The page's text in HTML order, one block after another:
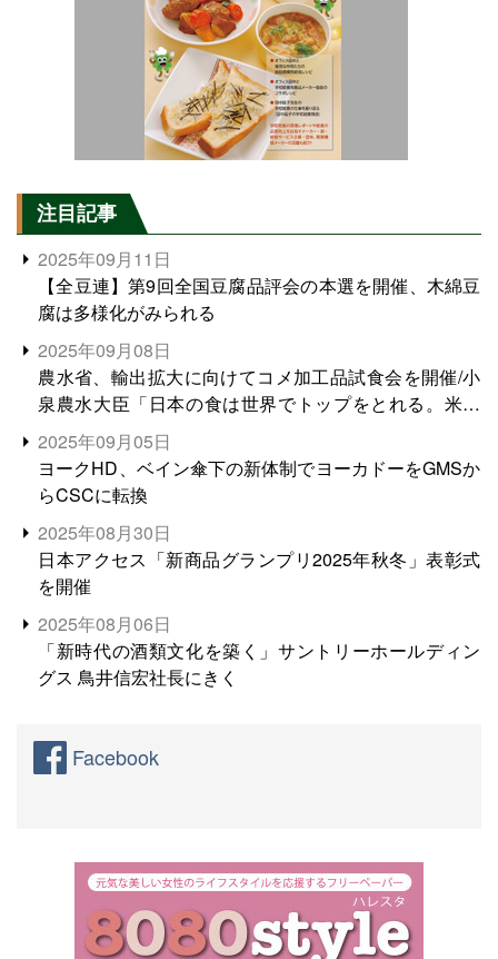
注目記事
2025年09月11日
【全豆連】第9回全国豆腐品評会の本選を開催、木綿豆
腐は多様化がみられる
2025年09月08日
農水省、輸出拡大に向けてコメ加工品試食会を開催/小
泉農水大臣「日本の食は世界でトップをとれる。米増
産に向けて、米輸出需要の拡大を」
2025年09月05日
ヨークHD、ベイン傘下の新体制でヨーカドーをGMSか
らCSCに転換
2025年08月30日
日本アクセス「新商品グランプリ2025年秋冬」表彰式
を開催
2025年08月06日
「新時代の酒類文化を築く」サントリーホールディン
グス 鳥井信宏社長にきく
Facebook